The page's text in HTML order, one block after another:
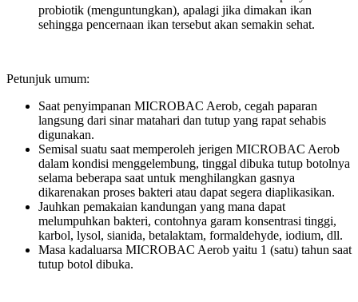
probiotik (menguntungkan), apalagi jika dimakan ikan
sehingga pencernaan ikan tersebut akan semakin sehat.
Petunjuk umum:
Saat penyimpanan MICROBAC Aerob, cegah paparan
langsung dari sinar matahari dan tutup yang rapat sehabis
digunakan.
Semisal suatu saat memperoleh jerigen MICROBAC Aerob
dalam kondisi menggelembung, tinggal dibuka tutup botolnya
selama beberapa saat untuk menghilangkan gasnya
dikarenakan proses bakteri atau dapat segera diaplikasikan.
Jauhkan pemakaian kandungan yang mana dapat
melumpuhkan bakteri, contohnya garam konsentrasi tinggi,
karbol, lysol, sianida, betalaktam, formaldehyde, iodium, dll.
Masa kadaluarsa MICROBAC Aerob yaitu 1 (satu) tahun saat
tutup botol dibuka.